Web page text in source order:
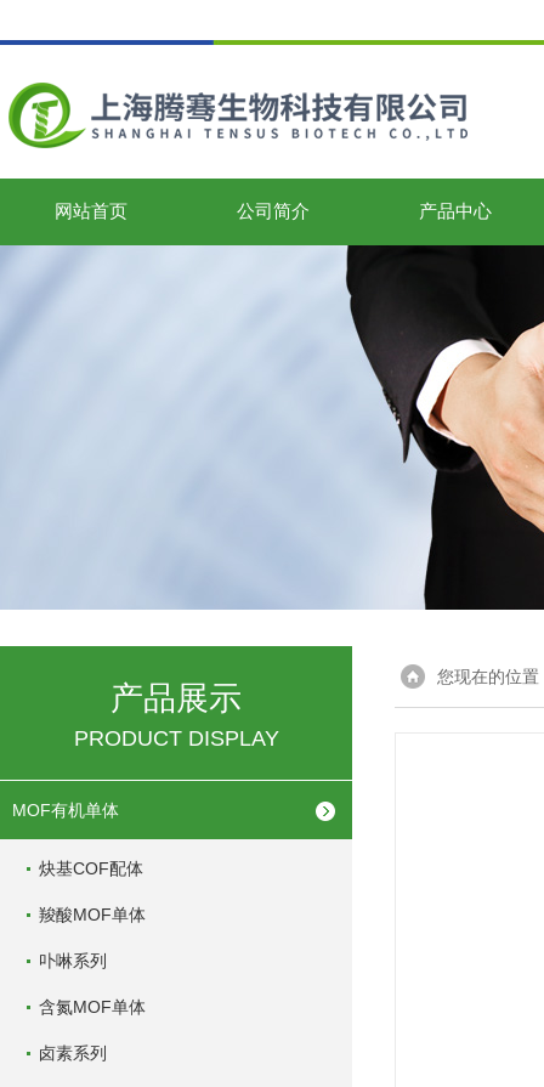
网站首页 公司简介 产品中心
产品展示
PRODUCT DISPLAY
MOF有机单体
炔基COF配体
羧酸MOF单体
卟啉系列
含氮MOF单体
卤素系列
您现在的位置